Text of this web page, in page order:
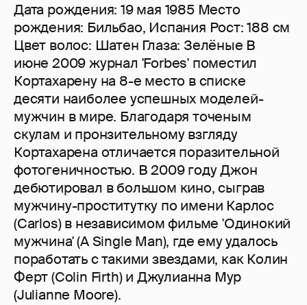
Дата рождения: 19 мая 1985 Место
рождения: Бильбао, Испания Рост: 188 см
Цвет волос: Шатен Глаза: Зелёные В
июне 2009 журнал 'Forbes' поместил
Кортахарену на 8-е место в списке
десяти наиболее успешных моделей-
мужчин в мире. Благодаря точеным
скулам и пронзительному взгляду
Кортахарена отличается поразительной
фотогеничностью. В 2009 году Джон
дебютировал в большом кино, сыграв
мужчину-проститутку по имени Карлос
(Carlos) в независимом фильме 'Одинокий
мужчина' (A Single Man), где ему удалось
поработать с такими звездами, как Колин
Ферт (Colin Firth) и Джулианна Мур
(Julianne Moore).